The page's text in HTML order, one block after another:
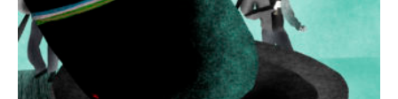
Кыргызстана